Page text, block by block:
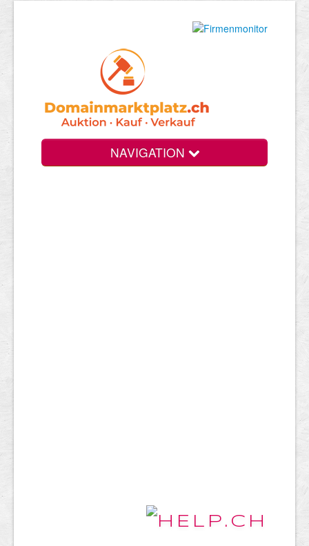
NAVIGATION